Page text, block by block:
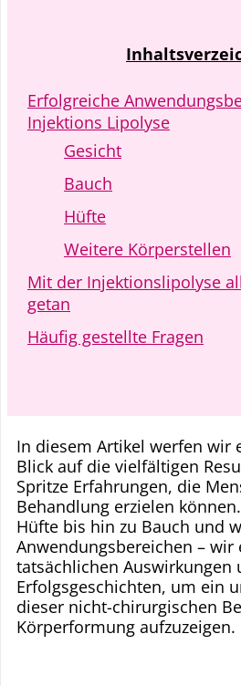
Erfolgreiche
Injektions Lipolyse
Gesicht
Bauch
Hüfte
Weitere Körperstellen
Mit der Injektionslipolyse
getan
Häufig gestellte Fragen
In diesem Artikel werfen wir
Blick auf die vielfältigen
Spritze Erfahrungen, die
Behandlung erzielen
Hüfte bis hin zu Bauch und
Anwendungsbereichen – wir
tatsächlichen Auswirkungen
Erfolgsgeschichten, um ein
dieser nicht-chirurgischen
Körperformung aufzuzeigen.